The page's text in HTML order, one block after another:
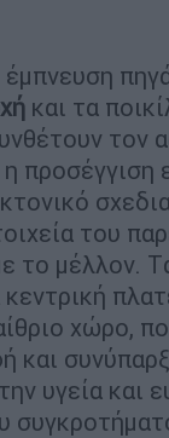
έμπνευση
και τα
τον
προσέγγιση
του
το μέλλον.
χώρο,
και
υγεία και